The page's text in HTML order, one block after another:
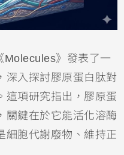
Molecules》發表了一
深入探討膠原蛋白肽對
這項研究指出，膠原蛋
關鍵在於它能活化溶酶
細胞代謝廢物、維持正